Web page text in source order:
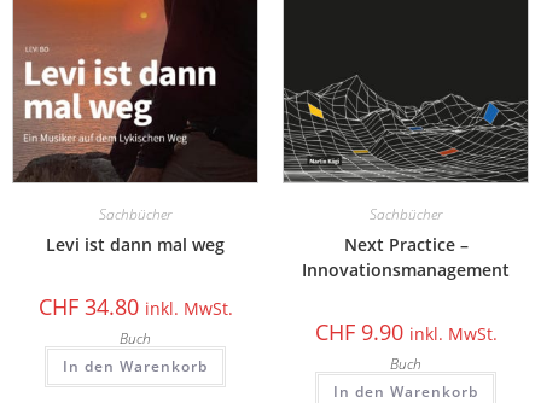
Sachbücher
Levi ist dann mal weg
CHF34.80 inkl. MwSt.
Buch
In den Warenkorb
Sachbücher
Next Practice –
Innovationsmanagement
CHF9.90 inkl. MwSt.
Buch
In den Warenkorb